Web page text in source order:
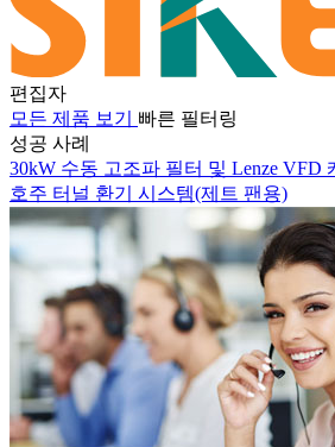
편집자
모든 제품 보기
빠른 필터링
성공 사례
30kW 수동 고조파 필터 및 Lenze VFD
호주 터널 환기 시스템(제트 팬용)